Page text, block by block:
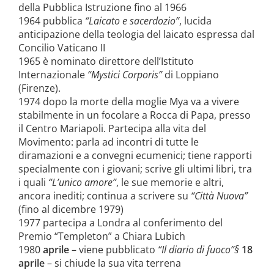
della Pubblica Istruzione fino al 1966
1964 pubblica “Laicato e sacerdozio”, lucida
anticipazione della teologia del laicato espressa dal
Concilio Vaticano II
1965 è nominato direttore dell’Istituto
Internazionale “Mystici Corporis”di Loppiano
(Firenze).
1974 dopo la morte della moglie Mya va a vivere
stabilmente in un focolare a Rocca di Papa, presso
il Centro Mariapoli. Partecipa alla vita del
Movimento: parla ad incontri di tutte le
diramazioni e a convegni ecumenici; tiene rapporti
specialmente con i giovani; scrive gli ultimi libri, tra
i quali “L’unico amore”, le sue memorie e altri,
ancora inediti; continua a scrivere su “Città Nuova”
(fino al dicembre 1979)
1977 partecipa a Londra al conferimento del
Premio “Templeton” a Chiara Lubich
1980aprile– viene pubblicato “Il diario di fuoco”§ 18
aprile– si chiude la sua vita terrena